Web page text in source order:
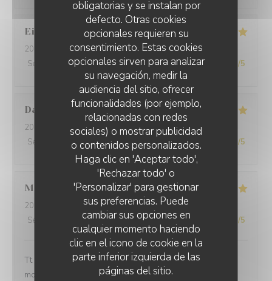
obligatorias y se instalan por
defecto. Otras cookies
opcionales requieren su
consentimiento. Estas cookies
opcionales sirven para analizar
su navegación, medir la
audiencia del sitio, ofrecer
funcionalidades (por ejemplo,
relacionadas con redes
sociales) o mostrar publicidad
o contenidos personalizados.
Haga clic en 'Aceptar todo',
'Rechazar todo' o
'Personalizar' para gestionar
sus preferencias. Puede
cambiar sus opciones en
cualquier momento haciendo
clic en el icono de cookie en la
parte inferior izquierda de las
páginas del sitio.
Eileen
2026-07-20 - 12:15 - Invitados 3
Servicio
/5 Ambiente: 5/5 Menú: 5/5 Calidad / Precio /5
Danielle B
2026-07-10
- 19:45 - Invitados 3
Servicio
/5 Ambiente:5/5 Menú:5/5 Calidad / Precio /5
Maryse
2026-07-04
- 19:45 - Invitados 4
Servicio
Ambiente: 5/5 Menú: 5/5 Calidad / Precio /5
Tt est parfait rien à redire nous avons passé un super
moment et le repas excellent.